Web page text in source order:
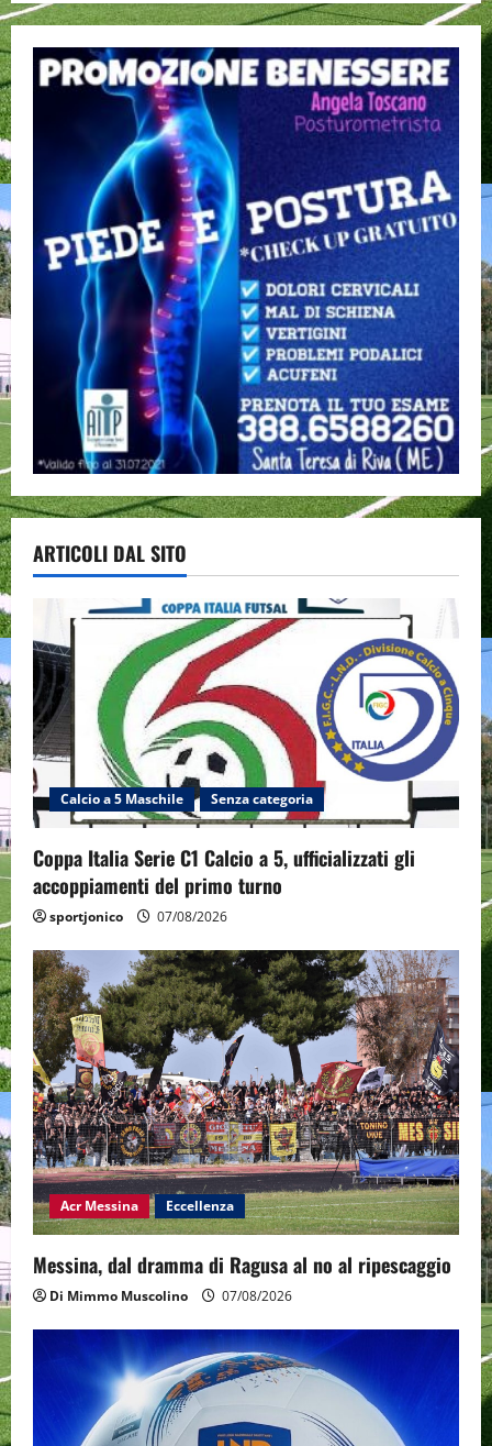
ARTICOLI DAL SITO
Calcio a 5 Maschile Senza categoria
Coppa Italia Serie C1 Calcio a 5, ufficializzati gli
accoppiamenti del primo turno
sportjonico 07/08/2026
Acr Messina Eccellenza
Messina, dal dramma di Ragusa al no al ripescaggio
Di Mimmo Muscolino 07/08/2026